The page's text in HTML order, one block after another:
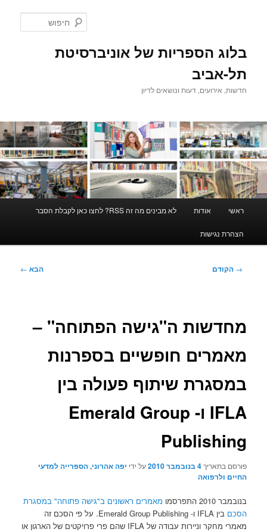
בלוג הספריות של אוניברסיטת
תל-אביב
חדשות, אירועים, דעות ונושאים לדיון
ראשי אודות לא מבינים מה זה RSS? לחצו כאן לקבלת הסבר
הצהרת נגישות
ניווט
→ הקודם הבא ←
מחדשות ה"גישה הפתוחה" –
מאמרים חופשיים בספרנות
במסגרת שיתוף פעולה בין
IFLA ו- Emerald Group
Publishing
פורסם בתאריך4 בנובמבר 2010 על ידי יפה אהרוני, הספרייה למדעי
החיים ולרפואה
בנובמבר 2010 התפרסמו
מאמרים ראשונים ב"גישה פתוחה" במסגרת
הסכם
בין IFLA ו- Emerald Group Publishing. על פי הסכם זה
מאמרי מחקר וניירות עבודה של IFLA שהם פרי פרויקטים של הארגון או